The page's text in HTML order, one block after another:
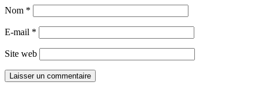
Nom *
E-mail *
Site web